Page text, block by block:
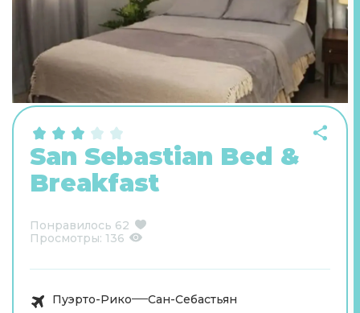
San Sebastian Bed &
Breakfast
Понравилось 62
Просмотры: 136
Пуэрто-Рико Сан-Себастьян